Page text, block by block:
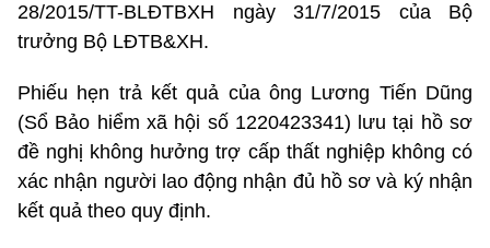
28/2015/TT-BLĐTBXH ngày 31/7/2015 của Bộ
trưởng Bộ LĐTB&XH.
Phiếu hẹn trả kết quả của ông Lương Tiến Dũng
(Sổ Bảo hiểm xã hội số 1220423341) lưu tại hồ sơ
đề nghị không hưởng trợ cấp thất nghiệp không có
xác nhận người lao động nhận đủ hồ sơ và ký nhận
kết quả theo quy định.